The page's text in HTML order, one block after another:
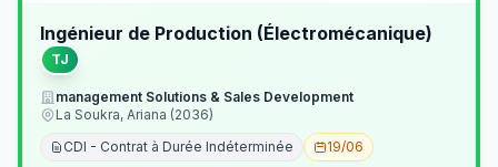
Ingénieur de Production (Électromécanique)
TJ
management Solutions & Sales Development
La Soukra, Ariana (2036)
CDI - Contrat à Durée Indéterminée
19/06